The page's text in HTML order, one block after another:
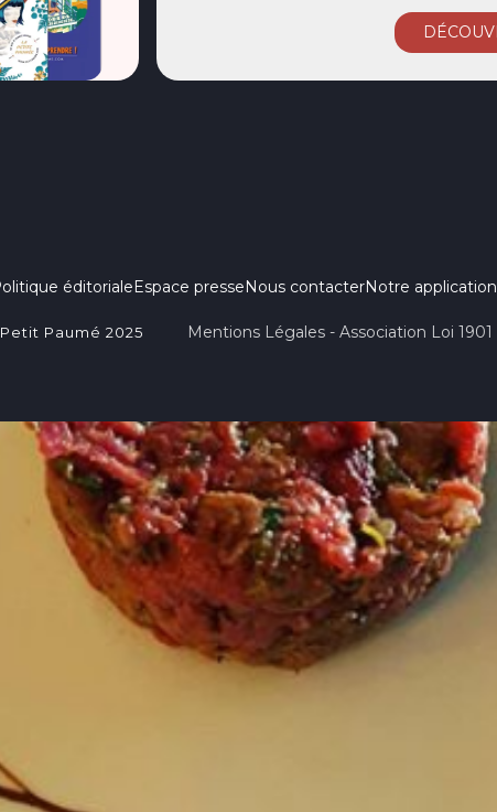
éditorialeEspace presseNous contacterNotre application
Paumé 2025 Mentions Légales - Association Loi 1901